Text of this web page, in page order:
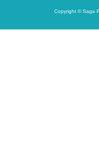
Copyright © Saga